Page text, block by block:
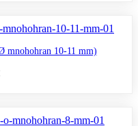
mnohohran 10-11 mm)